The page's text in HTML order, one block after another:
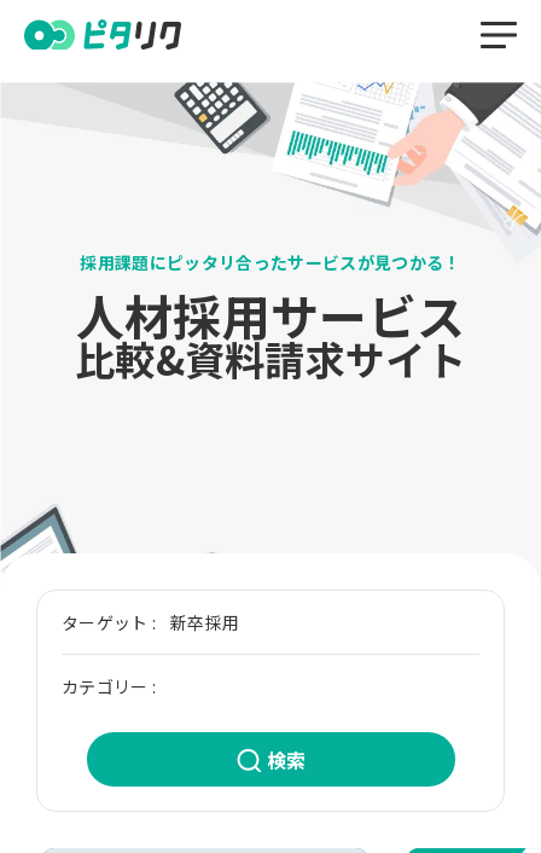
サービスカテゴ
課題から探す 特徴から探す
フリーワード
人材紹介
採用代行(RPO)
採用管理システム
採用広告(SNS広告／電車広告)
適性検査
採用SNSの運用
内定者フォロー
WEB面接ツール
採用課題にピッタリ合ったサービスが見つかる！
人材採用サービス
比較&資料請求サイト
ターゲット : 新卒採用
カテゴリー :
検索